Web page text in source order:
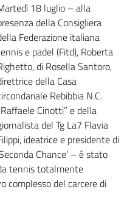
18 luglio – alla
della Consigliera
Federazione italiana
e padel (Fitd), Roberta
di Rosella Santoro,
della Casa
Rebibbia N.C.
Cinotti” e della
del Tg La7 Flavia
ideatrice e presidente di
Chance’ – è stato
tennis totalmente
complesso del carcere di